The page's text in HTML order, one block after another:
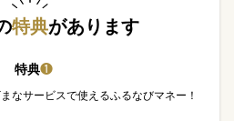
特典があります
特典❶
なサービスで使えるふるなびマネー！